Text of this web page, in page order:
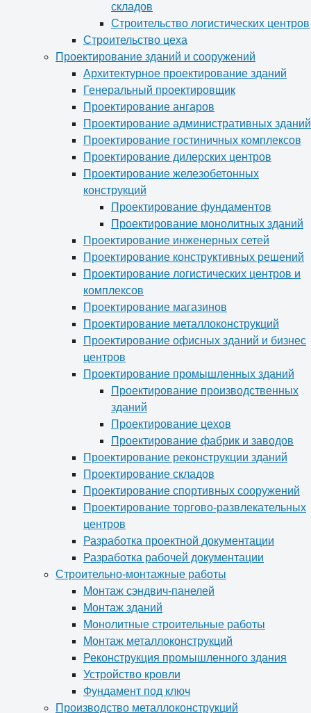
складов
Строительство логистических центров
Строительство цеха
Проектирование зданий и сооружений
Архитектурное проектирование зданий
Генеральный проектировщик
Проектирование ангаров
Проектирование административных зданий
Проектирование гостиничных комплексов
Проектирование дилерских центров
Проектирование железобетонных
конструкций
Проектирование фундаментов
Проектирование монолитных зданий
Проектирование инженерных сетей
Проектирование конструктивных решений
Проектирование логистических центров и
комплексов
Проектирование магазинов
Проектирование металлоконструкций
Проектирование офисных зданий и бизнес
центров
Проектирование промышленных зданий
Проектирование производственных
зданий
Проектирование цехов
Проектирование фабрик и заводов
Проектирование реконструкции зданий
Проектирование складов
Проектирование спортивных сооружений
Проектирование торгово-развлекательных
центров
Разработка проектной документации
Разработка рабочей документации
Строительно-монтажные работы
Монтаж сэндвич-панелей
Монтаж зданий
Монолитные строительные работы
Монтаж металлоконструкций
Реконструкция промышленного здания
Устройство кровли
Фундамент под ключ
Производство металлоконструкций